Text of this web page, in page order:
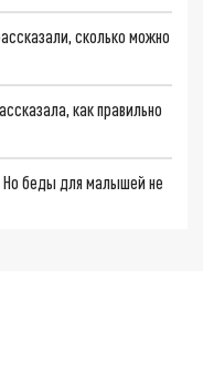
сколько можно
как правильно
Но беды для малышей не